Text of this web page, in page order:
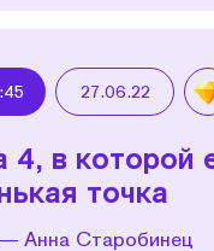
27.06.22
4, в которой
точка
Анна Старобинец